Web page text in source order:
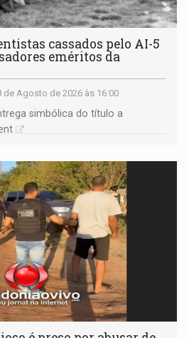
cassados pelo AI-5
eméritos da
de Agosto de 2026 às 16:00
simbólica do título a